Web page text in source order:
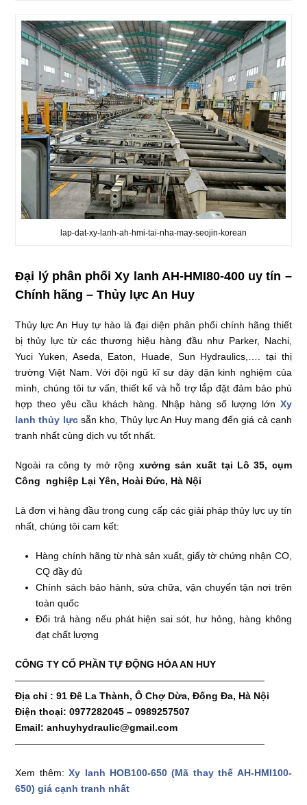
lap-dat-xy-lanh-ah-hmi-tai-nha-may-seojin-korean
Đại lý phân phối Xy lanh AH-HMI80-400 uy tín –
Chính hãng – Thủy lực An Huy
Thủy lực An Huy tự hào là đại diện phân phối chính hãng thiết
bị thủy lực từ các thương hiệu hàng đầu như Parker, Nachi,
Yuci Yuken, Aseda, Eaton, Huade, Sun Hydraulics,…. tại thị
trường Việt Nam. Với đội ngũ kĩ sư dày dặn kinh nghiệm của
mình, chúng tôi tư vấn, thiết kế và hỗ trợ lắp đặt đảm bảo phù
hợp theo yêu cầu khách hàng. Nhập hàng số lượng lớn Xy
lanh thủy lựcsẵn kho, Thủy lực An Huy mang đến giá cả cạnh
tranh nhất cùng dịch vụ tốt nhất.
Ngoài ra công ty mở rộng xưởng sản xuất tại Lô 35, cụm
Công nghiệp Lại Yên, Hoài Đức, Hà Nội
Là đơn vị hàng đầu trong cung cấp các giải pháp thủy lực uy tín
nhất, chúng tôi cam kết:
Hàng chính hãng từ nhà sản xuất, giấy tờ chứng nhận CO,
CQ đầy đủ
Chính sách bảo hành, sửa chữa, vận chuyển tận nơi trên
toàn quốc
Đổi trả hàng nếu phát hiện sai sót, hư hỏng, hàng không
đạt chất lượng
CÔNG TY CỔ PHẦN TỰ ĐỘNG HÓA AN HUY
——————————————————————————
Địa chỉ : 91 Đê La Thành, Ô Chợ Dừa, Đống Đa, Hà Nội
Điện thoại: 0977282045 – 0989257507
Email: anhuyhydraulic@gmail.com
——————————————————————————
Xem thêm:Xy lanh HOB100-650 (Mã thay thế AH-HMI100-
650) giá cạnh tranh nhất